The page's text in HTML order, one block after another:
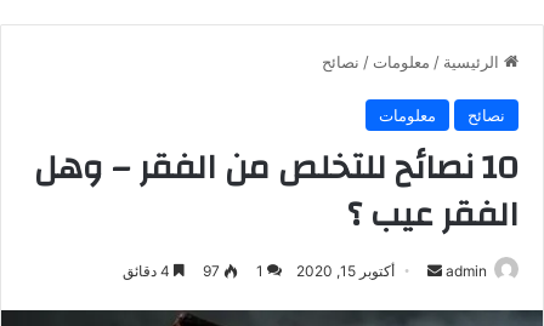
الرئيسية / معلومات / نصائح
نصائح معلومات
10 نصائح للتخلص من الفقر – وهل
الفقر عيب ؟
admin
أرسل أكتوبر 15, 2020 1
97